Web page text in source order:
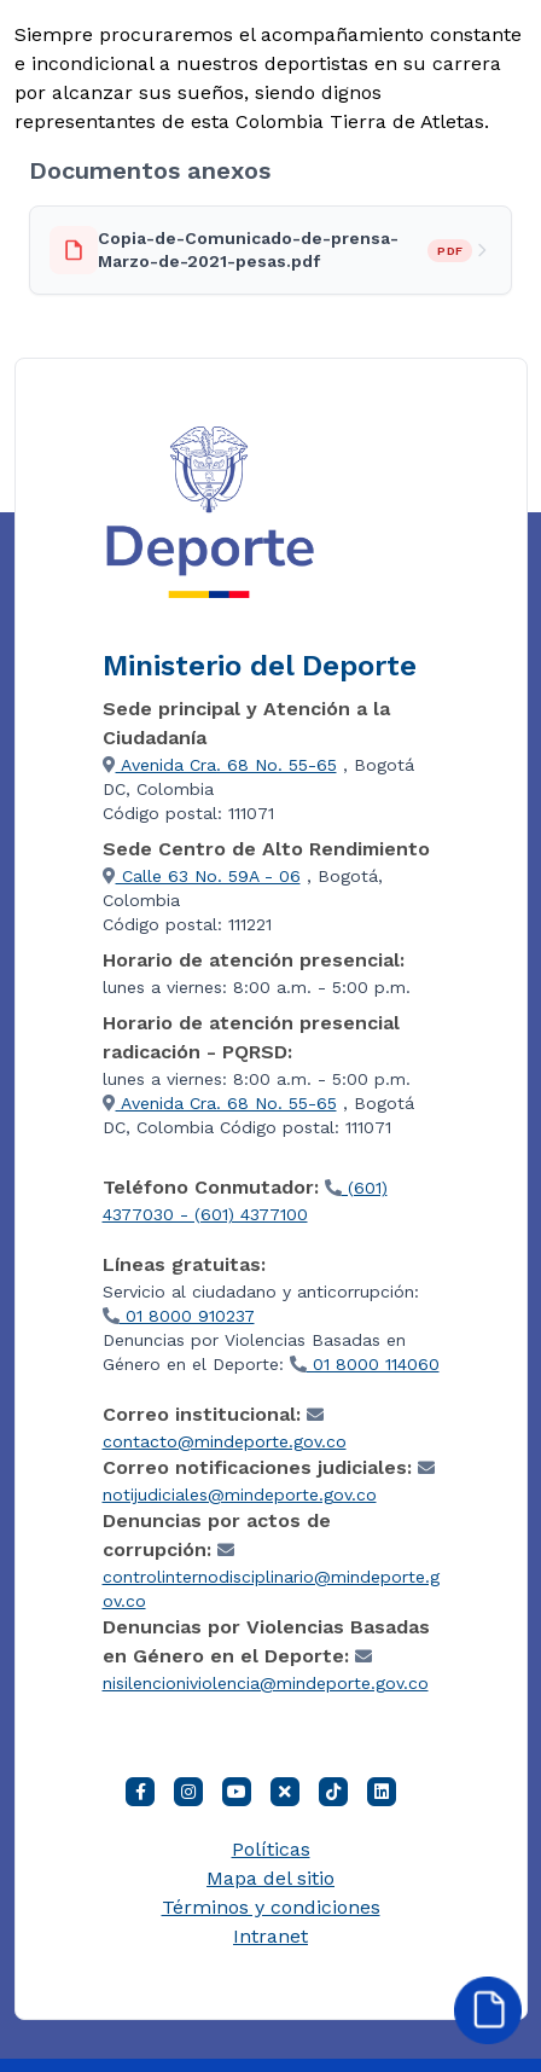
Siempre procuraremos el acompañamiento constante
e incondicional a nuestros deportistas en su carrera
por alcanzar sus sueños, siendo dignos
representantes de esta Colombia Tierra de Atletas.
Documentos anexos
Copia-de-Comunicado-de-prensa-
Marzo-de-2021-pesas.pdf
PDF
Ministerio del Deporte
Sede principal y Atención a la
Ciudadanía
Avenida Cra. 68 No. 55-65 , Bogotá
DC, Colombia
Código postal: 111071
Sede Centro de Alto Rendimiento
Calle 63 No. 59A - 06 , Bogotá,
Colombia
Código postal: 111221
Horario de atención presencial:
lunes a viernes: 8:00 a.m. - 5:00 p.m.
Horario de atención presencial
radicación - PQRSD:
lunes a viernes: 8:00 a.m. - 5:00 p.m.
Avenida Cra. 68 No. 55-65 , Bogotá
DC, Colombia Código postal: 111071
Teléfono Conmutador:
(601)
4377030 - (601) 4377100
Líneas gratuitas:
Servicio al ciudadano y anticorrupción:
01 8000 910237
Denuncias por Violencias Basadas en
Género en el Deporte:
01 8000 114060
Correo institucional:
contacto@mindeporte.gov.co
Correo notificaciones judiciales:
notijudiciales@mindeporte.gov.co
Denuncias por actos de
corrupción:
controlinternodisciplinario@mindeporte.g
ov.co
Denuncias por Violencias Basadas
en Género en el Deporte:
nisilencioniviolencia@mindeporte.gov.co
Políticas
Mapa del sitio
Términos y condiciones
Intranet